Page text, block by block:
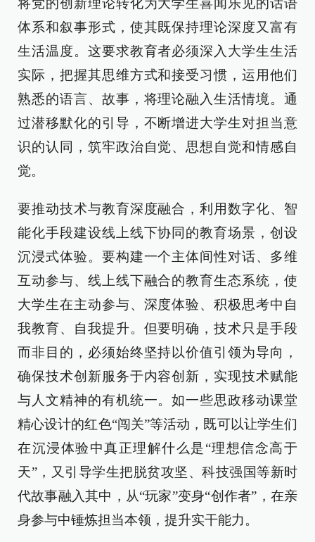
将党的创新理论转化为大学生喜闻乐见的话语
体系和叙事形式，使其既保持理论深度又富有
生活温度。这要求教育者必须深入大学生生活
实际，把握其思维方式和接受习惯，运用他们
熟悉的语言、故事，将理论融入生活情境。通
过潜移默化的引导，不断增进大学生对担当意
识的认同，筑牢政治自觉、思想自觉和情感自
觉。
要推动技术与教育深度融合，利用数字化、智
能化手段建设线上线下协同的教育场景，创设
沉浸式体验。要构建一个主体间性对话、多维
互动参与、线上线下融合的教育生态系统，使
大学生在主动参与、深度体验、积极思考中自
我教育、自我提升。但要明确，技术只是手段
而非目的，必须始终坚持以价值引领为导向，
确保技术创新服务于内容创新，实现技术赋能
与人文精神的有机统一。如一些思政移动课堂
精心设计的红色“闯关”等活动，既可以让学生们
在沉浸体验中真正理解什么是“理想信念高于
天”，又引导学生把脱贫攻坚、科技强国等新时
代故事融入其中，从“玩家”变身“创作者”，在亲
身参与中锤炼担当本领，提升实干能力。